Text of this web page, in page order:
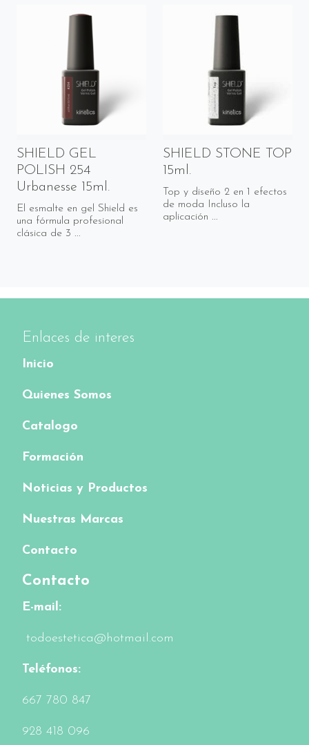
SHIELD GEL
POLISH 254
Urbanesse 15ml.
El esmalte en gel Shield es
una fórmula profesional
clásica de 3 ...
SHIELD STONE TOP
15ml.
Top y diseño 2 en 1 efectos
de moda Incluso la
aplicación ...
Enlaces de interes
Inicio
Quienes Somos
Catalogo
Formación
Noticias y Productos
Nuestras Marcas
Contacto
Contacto
E-mail:
todoestetica@hotmail.com
Teléfonos:
667 780 847
928 418 096